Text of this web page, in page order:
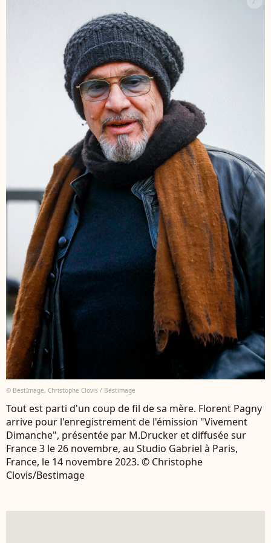
© BestImage, Christophe Clovis / Bestimage
Tout est parti d'un coup de fil de sa mère. Florent Pagny
arrive pour l'enregistrement de l'émission "Vivement
Dimanche", présentée par M.Drucker et diffusée sur
France 3 le 26 novembre, au Studio Gabriel à Paris,
France, le 14 novembre 2023. © Christophe
Clovis/Bestimage